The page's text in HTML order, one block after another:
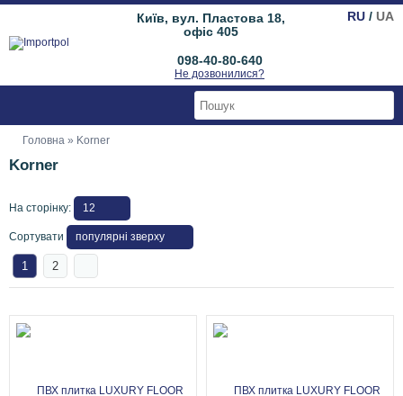
RU / UA
Київ, вул. Пластова 18,
офіс 405
098-40-80-640
Не дозвонилися?
Головна » Korner
Korner
На сторінку:
Сортувати
1 2